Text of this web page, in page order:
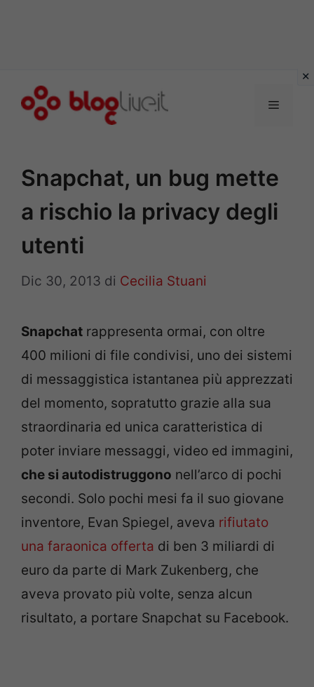
Menu
Snapchat, un bug mette
a rischio la privacy degli
utenti
Dic 30, 2013 di Cecilia Stuani
Snapchat rappresenta ormai, con oltre
400 milioni di file condivisi, uno dei sistemi
di messaggistica istantanea più apprezzati
del momento, sopratutto grazie alla sua
straordinaria ed unica caratteristica di
poter inviare messaggi, video ed immagini,
che si autodistruggono nell’arco di pochi
secondi. Solo pochi mesi fa il suo giovane
inventore, Evan Spiegel, aveva rifiutato
una faraonica offerta di ben 3 miliardi di
euro da parte di Mark Zukenberg, che
aveva provato più volte, senza alcun
risultato, a portare Snapchat su Facebook.